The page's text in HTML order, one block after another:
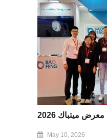
May 10, 2026